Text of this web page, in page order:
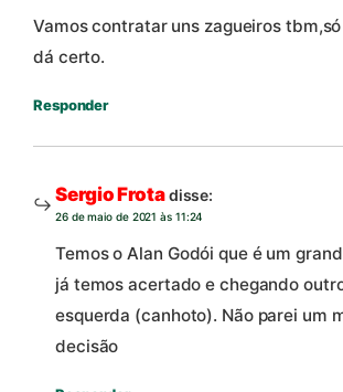
Vamos contratar uns zagueiros
dá certo.
Responder
Sergio Frotadisse:
26 de maio de 2021 às 11:24
Temos o Alan Godói que é um
já temos acertado e chegando
esquerda (canhoto). Não parei um
decisão